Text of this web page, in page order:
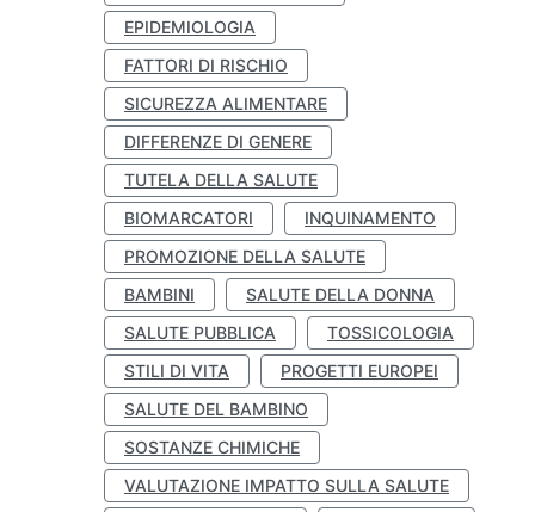
EPIDEMIOLOGIA
FATTORI DI RISCHIO
SICUREZZA ALIMENTARE
DIFFERENZE DI GENERE
TUTELA DELLA SALUTE
BIOMARCATORI
INQUINAMENTO
PROMOZIONE DELLA SALUTE
BAMBINI
SALUTE DELLA DONNA
SALUTE PUBBLICA
TOSSICOLOGIA
STILI DI VITA
PROGETTI EUROPEI
SALUTE DEL BAMBINO
SOSTANZE CHIMICHE
VALUTAZIONE IMPATTO SULLA SALUTE